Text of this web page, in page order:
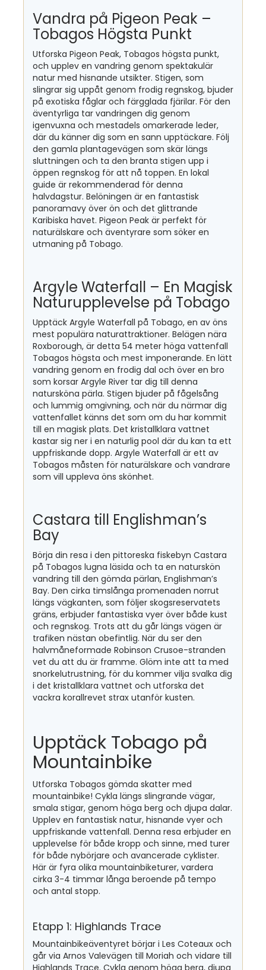
Vandra på Pigeon Peak –
Tobagos Högsta Punkt
Utforska Pigeon Peak, Tobagos högsta punkt,
och upplev en vandring genom spektakulär
natur med hisnande utsikter. Stigen, som
slingrar sig uppåt genom frodig regnskog, bjuder
på exotiska fåglar och färgglada fjärilar. För den
äventyrliga tar vandringen dig genom
igenvuxna och mestadels omarkerade leder,
där du känner dig som en sann upptäckare. Följ
den gamla plantagevägen som skär längs
sluttningen och ta den branta stigen upp i
öppen regnskog för att nå toppen. En lokal
guide är rekommenderad för denna
halvdagstur. Belöningen är en fantastisk
panoramavy över ön och det glittrande
Karibiska havet. Pigeon Peak är perfekt för
naturälskare och äventyrare som söker en
utmaning på Tobago.
Argyle Waterfall – En Magisk
Naturupplevelse på Tobago
Upptäck Argyle Waterfall på Tobago, en av öns
mest populära naturattraktioner. Belägen nära
Roxborough, är detta 54 meter höga vattenfall
Tobagos högsta och mest imponerande. En lätt
vandring genom en frodig dal och över en bro
som korsar Argyle River tar dig till denna
natursköna pärla. Stigen bjuder på fågelsång
och lummig omgivning, och när du närmar dig
vattenfallet känns det som om du har kommit
till en magisk plats. Det kristallklara vattnet
kastar sig ner i en naturlig pool där du kan ta ett
uppfriskande dopp. Argyle Waterfall är ett av
Tobagos måsten för naturälskare och vandrare
som vill uppleva öns skönhet.
Castara till Englishman’s
Bay
Börja din resa i den pittoreska fiskebyn Castara
på Tobagos lugna läsida och ta en naturskön
vandring till den gömda pärlan, Englishman’s
Bay. Den cirka timslånga promenaden norrut
längs vägkanten, som följer skogsreservatets
gräns, erbjuder fantastiska vyer över både kust
och regnskog. Trots att du går längs vägen är
trafiken nästan obefintlig. När du ser den
halvmåneformade Robinson Crusoe-stranden
vet du att du är framme. Glöm inte att ta med
snorkelutrustning, för du kommer vilja svalka dig
i det kristallklara vattnet och utforska det
vackra korallrevet strax utanför kusten.
Upptäck Tobago på
Mountainbike
Utforska Tobagos gömda skatter med
mountainbike! Cykla längs slingrande vägar,
smala stigar, genom höga berg och djupa dalar.
Upplev en fantastisk natur, hisnande vyer och
uppfriskande vattenfall. Denna resa erbjuder en
upplevelse för både kropp och sinne, med turer
för både nybörjare och avancerade cyklister.
Här är fyra olika mountainbiketurer, vardera
cirka 3-4 timmar långa beroende på tempo
och antal stopp.
Etapp 1: Highlands Trace
Mountainbikeäventyret börjar i Les Coteaux och
går via Arnos Valevägen till Moriah och vidare till
Highlands Trace. Cykla genom höga berg, djupa